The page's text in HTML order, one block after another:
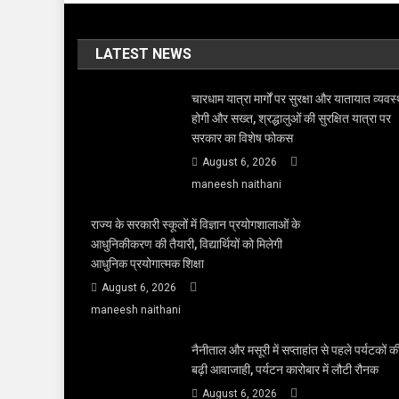
LATEST NEWS
चारधाम यात्रा मार्गों पर सुरक्षा और यातायात
होगी और सख्त, श्रद्धालुओं की सुरक्षित यात्रा पर
सरकार का विशेष फोकस
August 6, 2026
maneesh naithani
राज्य के सरकारी स्कूलों में विज्ञान प्रयोगशालाओं के
आधुनिकीकरण की तैयारी, विद्यार्थियों को मिलेगी
आधुनिक प्रयोगात्मक शिक्षा
August 6, 2026
maneesh naithani
नैनीताल और मसूरी में सप्ताहांत से पहले पर्यटकों
बढ़ी आवाजाही, पर्यटन कारोबार में लौटी रौनक
August 6, 2026